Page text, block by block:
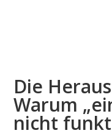
Die
Warum
nicht